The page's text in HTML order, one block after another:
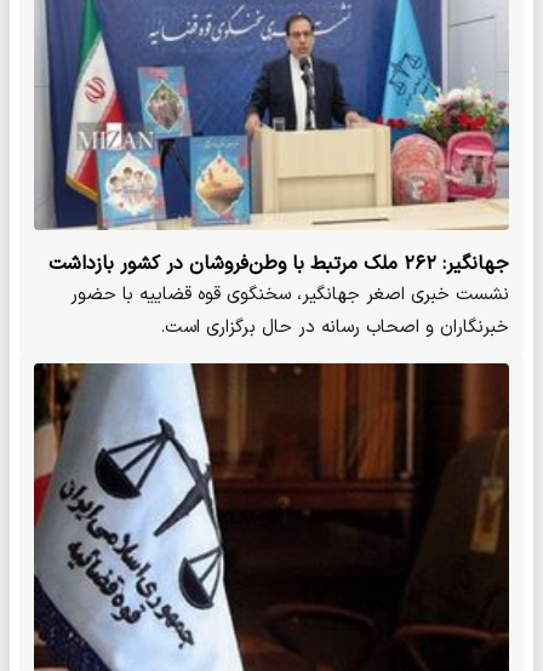
جهانگیر: ۲۶۲ ملک مرتبط با وطن‌فروشان در کشور بازداشت
شد/ اموال مزدوران دشمن به نفع ملت ایران مصادره می‌شود
نشست خبری اصغر جهانگیر، سخنگوی قوه قضاییه با حضور
خبرنگاران و اصحاب رسانه در حال برگزاری است.